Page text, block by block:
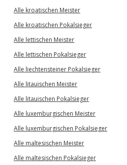
Alle kroatischen Meister
Alle kroatischen Pokalsieger
Alle lettischen Meister
Alle lettischen Pokalsieger
Alle liechtensteiner Pokalsieger
Alle litauischen Meister
Alle litauischen Pokalsieger
Alle luxemburgischen Meister
Alle luxemburgischen Pokalsieger
Alle maltesischen Meister
Alle maltesischen Pokalsieger